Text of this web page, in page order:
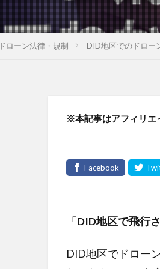
ドローン法律・規制 DID地区でのドロー
※本記事はアフィリエ
「 DID地区で飛行
DID地区でドロー